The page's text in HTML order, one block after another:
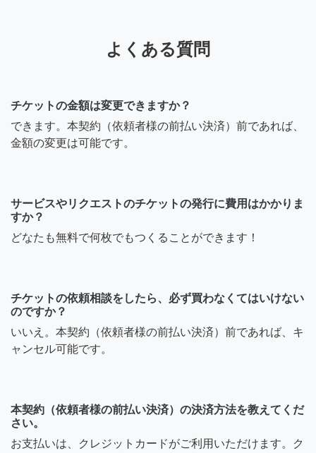
よくある質問
チケットの金額は変更できますか？
できます。本契約（依頼者様の前払い決済）前であれば、
金額の変更は可能です。
サービスやリクエストのチケットの発行に費用はかかりま
すか？
どなたも無料で何枚でもつくることができます！
チケットの依頼相談をしたら、必ず買わなくてはいけない
のですか？
いいえ。本契約（依頼者様の前払い決済）前であれば、キ
ャンセル可能です。
本契約（依頼者様の前払い決済）の決済方法を教えてくだ
さい。
お支払いは、クレジットカードがご利用いただけます。ク